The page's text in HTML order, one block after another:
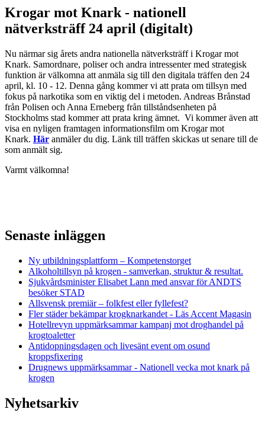
Krogar mot Knark - nationell
nätverksträff 24 april (digitalt)
Nu närmar sig årets andra nationella nätverksträff i Krogar mot
Knark. Samordnare, poliser och andra intressenter med strategisk
funktion är välkomna att anmäla sig till den digitala träffen den 24
april, kl. 10 - 12. Denna gång kommer vi att prata om tillsyn med
fokus på narkotika som en viktig del i metoden. Andreas Brånstad
från Polisen och Anna Erneberg från tillståndsenheten på
Stockholms stad kommer att prata kring ämnet. Vi kommer även att
visa en nyligen framtagen informationsfilm om Krogar mot
Knark. Här anmäler du dig. Länk till träffen skickas ut senare till de
som anmält sig.
Varmt välkomna!
Senaste inläggen
Ny utbildningsplattform – Kompetenstorget
Alkoholtillsyn på krogen - samverkan, struktur & resultat.
Sjukvårdsminister Elisabet Lann med ansvar för ANDTS
besöker STAD
Allsvensk premiär – folkfest eller fyllefest?
Fler städer bekämpar krogknarkandet - Läs Accent Magasin
Hotellrevyn uppmärksammar kampanj mot droghandel på
krogtoaletter
Antidopningsdagen och livesänt event om osund
kroppsfixering
Drugnews uppmärksammar - Nationell vecka mot knark på
krogen
Nyhetsarkiv